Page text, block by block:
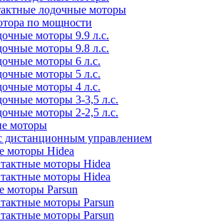
лодочные моторы
по мощности
моторы 9.9 л.с.
моторы 9.8 л.с.
моторы 6 л.с.
моторы 5 л.с.
моторы 4 л.с.
моторы 3-3,5 л.с.
моторы 2-2,5 л.с.
моторы
дистанционным управлением
моторы Hidea
моторы Hidea
моторы Hidea
моторы Parsun
моторы Parsun
моторы Parsun